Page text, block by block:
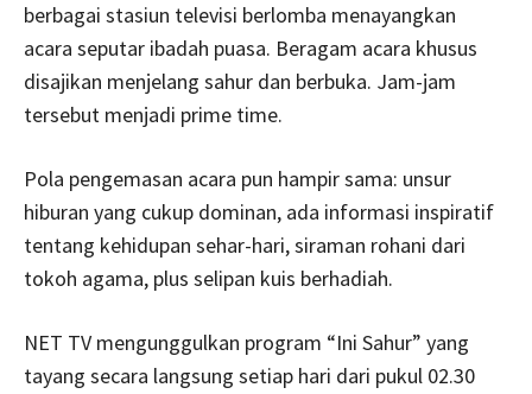
berbagai stasiun televisi berlomba menayangkan
acara seputar ibadah puasa. Beragam acara khusus
disajikan menjelang sahur dan berbuka. Jam-jam
tersebut menjadi prime time.
Pola pengemasan acara pun hampir sama: unsur
hiburan yang cukup dominan, ada informasi inspiratif
tentang kehidupan sehar-hari, siraman rohani dari
tokoh agama, plus selipan kuis berhadiah.
NET TV mengunggulkan program “Ini Sahur” yang
tayang secara langsung setiap hari dari pukul 02.30